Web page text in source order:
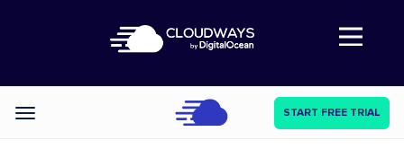
Abre a navegação
Categories START FREE TRIAL